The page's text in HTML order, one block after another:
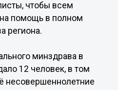
чтобы всем
помощь в полном
региона.
минздрава в
12 человек, в том
несовершеннолетние